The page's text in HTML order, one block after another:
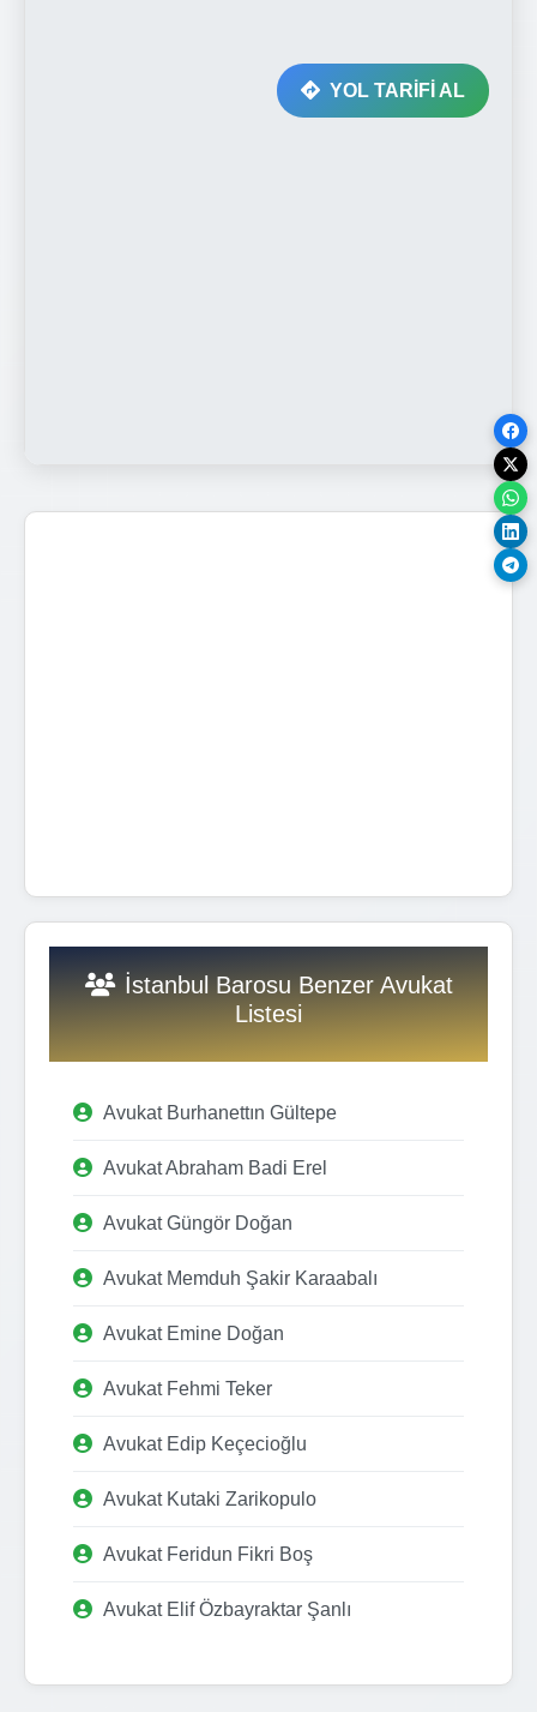
YOL TARİFİ AL
İstanbul Barosu Benzer Avukat
Listesi
Avukat Burhanettın Gültepe
Avukat Abraham Badi Erel
Avukat Güngör Doğan
Avukat Memduh Şakir Karaabalı
Avukat Emine Doğan
Avukat Fehmi Teker
Avukat Edip Keçecioğlu
Avukat Kutaki Zarikopulo
Avukat Feridun Fikri Boş
Avukat Elif Özbayraktar Şanlı